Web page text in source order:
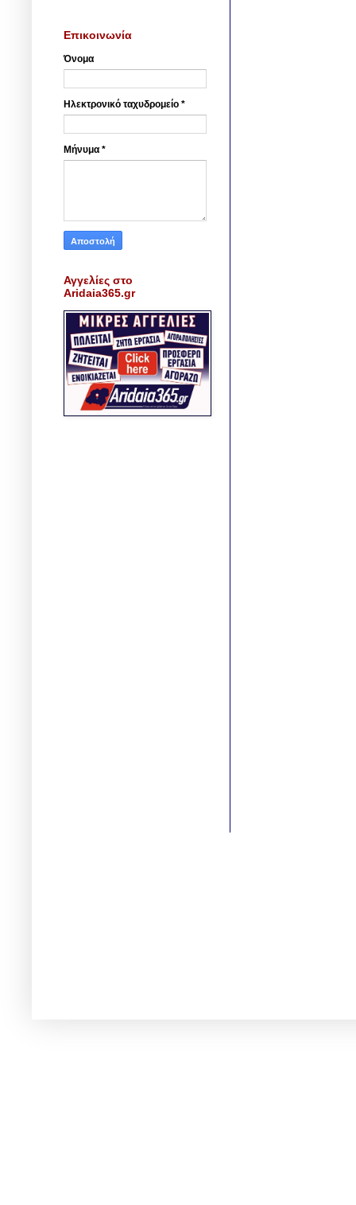
Επικοινωνία
Όνομα
Ηλεκτρονικό ταχυδρομείο *
Μήνυμα *
Αγγελίες στο
Aridaia365.gr